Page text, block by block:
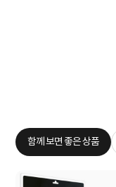
함께 보면 좋은 상품